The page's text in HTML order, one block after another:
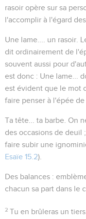
rasoir opère sur sa
l'accomplir à l'égard
Une lame.... un rasoir .
dit ordinairement de
souvent aussi pour
est donc : Une lame...
est évident que le mot
faire penser à l'épée de
Ta tête... ta barbe . On
des occasions de deuil
faire subir une
Esaïe 15.2).
Des balances :
chacun sa part dans le
2 Tu en brûleras un tiers